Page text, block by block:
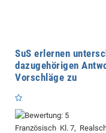
SuS erlernen
dazugehörigen
Vorschläge zu
Französisch Kl. 7,